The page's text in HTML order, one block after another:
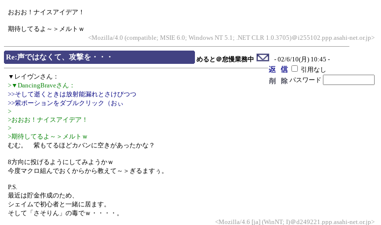
おおお！ナイスアイデア！
期待してるよ～＞メルトｗ
<Mozilla/4.0 (compatible; MSIE 6.0; Windows NT 5.1; .NET CLR 1.0.3705)＠i255102.ppp.asahi-net.or.jp>
Re:声ではなくて、攻撃を・・・ めると＠怠慢業務中
- 02/6/10(月) 10:45 -
引用なし
パスワード
▼レイヴンさん：
>▼DancingBraveさん：
>>そして逝くときは放射能漏れとさけびつつ
>>紫ポーションをダブルクリック（おぃ
>
>おおお！ナイスアイデア！
>
>期待してるよ～＞メルトｗ
むむ。 紫もてるほどカバンに空きがあったかな？
8方向に投げるようにしてみようかｗ
今度マクロ組んでおくからから教えて～＞ぎるますぅ。
P.S.
最近は貯金作成のため、
シェイムで初心者と一緒に居ます。
そして「さそりん」の毒でｗ・・・・。
<Mozilla/4.6 [ja] (WinNT; I)＠d249221.ppp.asahi-net.or.jp>